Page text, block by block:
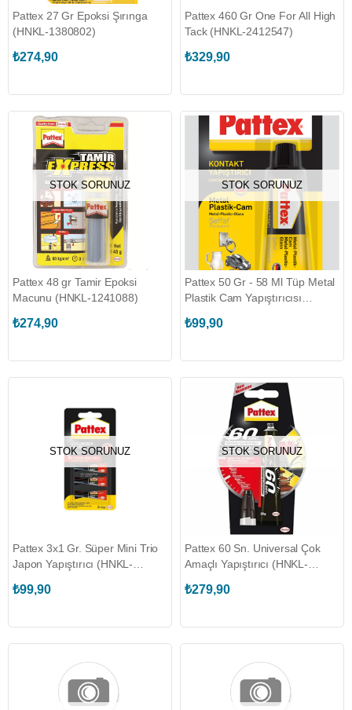
Pattex 27 Gr Epoksi Şırınga
(HNKL-1380802)
₺274,90
Pattex 460 Gr One For All High
Tack (HNKL-2412547)
₺329,90
STOK SORUNUZ
Pattex 48 gr Tamir Epoksi
Macunu (HNKL-1241088)
₺274,90
STOK SORUNUZ
Pattex 50 Gr - 58 Ml Tüp Metal
Plastik Cam Yapıştırıcısı
₺99,90
STOK SORUNUZ
Pattex 3x1 Gr. Süper Mini Trio
Japon Yapıştırıcı (HNKL-
₺99,90
STOK SORUNUZ
Pattex 60 Sn. Universal Çok
Amaçlı Yapıştırıcı (HNKL-
₺279,90